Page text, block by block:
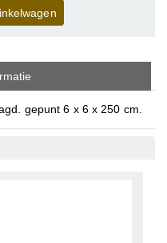
gepunt 6 x 6 x 250 cm.